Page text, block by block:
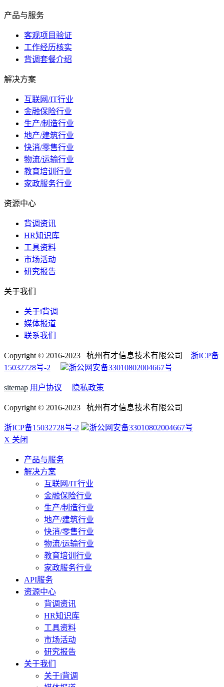
产品与服务
客观项目验证
工作经历核实
背调套餐介绍
解决方案
互联网/IT行业
金融保险行业
生产/制造行业
地产/建筑行业
快消/零售行业
物流/运输行业
教育培训行业
家政服务行业
资源中心
背调资讯
HR知识库
工具资料
市场活动
研究报告
关于我们
关于i背调
媒体报道
联系我们
Copyright © 2016-2023 杭州有才信息技术有限公司 浙ICP备
15032728号-2
浙公网安备33010802004667号
sitemap 用户协议 隐私政策
Copyright © 2016-2023 杭州有才信息技术有限公司
浙ICP备15032728号-2
浙公网安备33010802004667号
X 关闭
产品与服务
解决方案
互联网/IT行业
金融保险行业
生产/制造行业
地产/建筑行业
快消/零售行业
物流/运输行业
教育培训行业
家政服务行业
API服务
资源中心
背调资讯
HR知识库
工具资料
市场活动
研究报告
关于我们
关于i背调